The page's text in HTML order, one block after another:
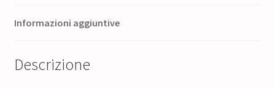
Informazioni aggiuntive
Descrizione